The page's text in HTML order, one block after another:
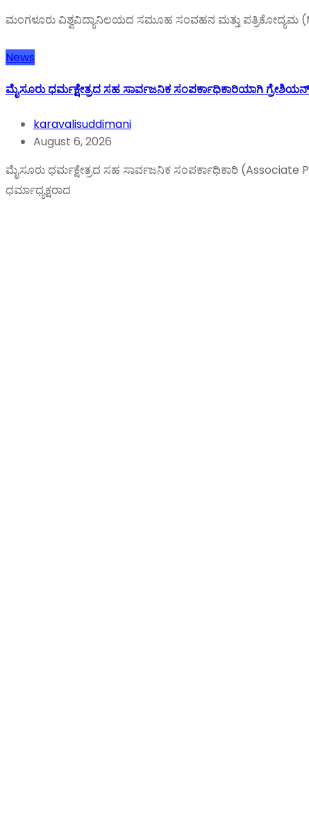
ಮಂಗಳೂರು ವಿಶ್ವವಿದ್ಯಾನಿಲಯದ ಸಮೂಹ ಸಂವಹನ ಮತ್ತು ಪತ್ರಿಕೋದ್ಯಮ
News
ಮೈಸೂರು ಧರ್ಮಕ್ಷೇತ್ರದ ಸಹ ಸಾರ್ವಜನಿಕ ಸಂಪರ್ಕಾಧಿಕಾರಿಯಾಗಿ
karavalisuddimani
August 6, 2026
ಮೈಸೂರು ಧರ್ಮಕ್ಷೇತ್ರದ ಸಹ ಸಾರ್ವಜನಿಕ ಸಂಪರ್ಕಾಧಿಕಾರಿ
ಧರ್ಮಾಧ್ಯಕ್ಷರಾದ